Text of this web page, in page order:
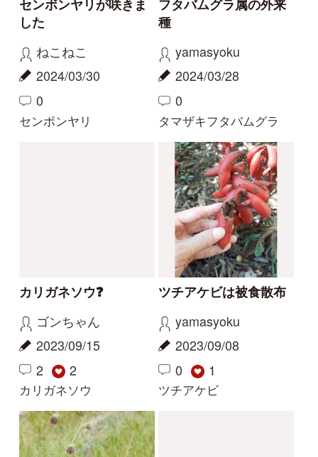
解決済みのスレッド
解決
2 1
解決
花の名前を教えてくだ
yoshim
2026/05/01
ナルトサワギク
解決 解決